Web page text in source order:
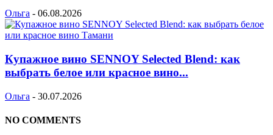
Ольга - 06.08.2026
Купажное вино SENNOY Selected Blend: как
выбрать белое или красное вино...
Ольга - 30.07.2026
NO COMMENTS